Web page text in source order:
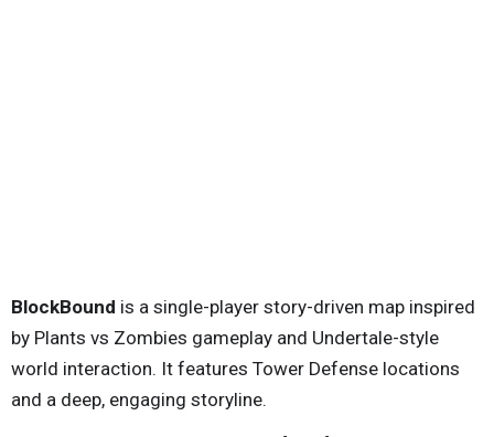
BlockBound is a single-player story-driven map inspired
by Plants vs Zombies gameplay and Undertale-style
world interaction. It features Tower Defense locations
and a deep, engaging storyline.